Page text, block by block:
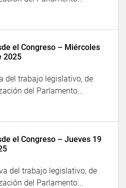
el Congreso – Miércoles
2025
del trabajo legislativo, de
del Parlamento...
el Congreso – Jueves 19
del trabajo legislativo, de
del Parlamento...